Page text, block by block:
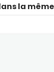
la